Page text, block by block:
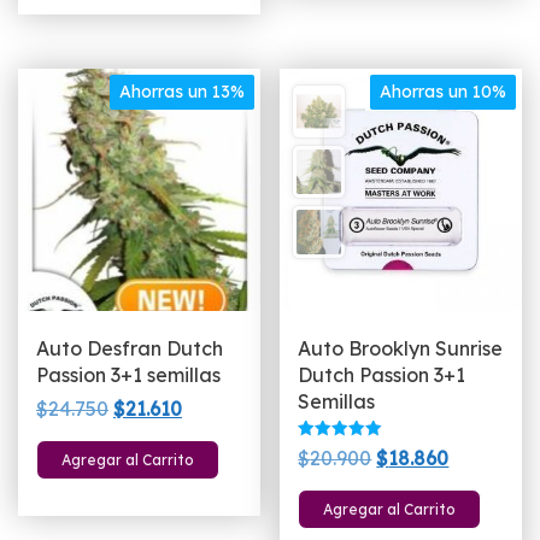
Ahorras un 13%
Auto Desfran Dutch
Passion 3+1 semillas
$24.750 El
precio
original
$21.610El
precio
actual
Agregar al Carrito
Ahorras un 10%
Auto Brooklyn Sunrise
Dutch Passion 3+1
Semillas
Valorado
con
de 5
$20.900El
precio
original
$18.860El
precio
actual
Agregar al Carrito